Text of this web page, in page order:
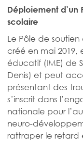
Déploiement d’un
scolaire
Le Pôle de soutien
créé en mai 2019,
éducatif (IME) de
Denis) et peut
présentant des
s’inscrit dans
nationale pour
neuro-
rattraper le retard